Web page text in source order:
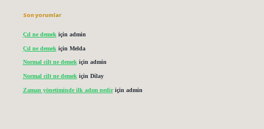
Son yorumlar
Çıl ne demek için admin
Çıl ne demek için Melda
Normal cilt ne demekiçin admin
Normal cilt ne demek için Dilay
Zaman yönetiminde ilk adım nediriçin admin